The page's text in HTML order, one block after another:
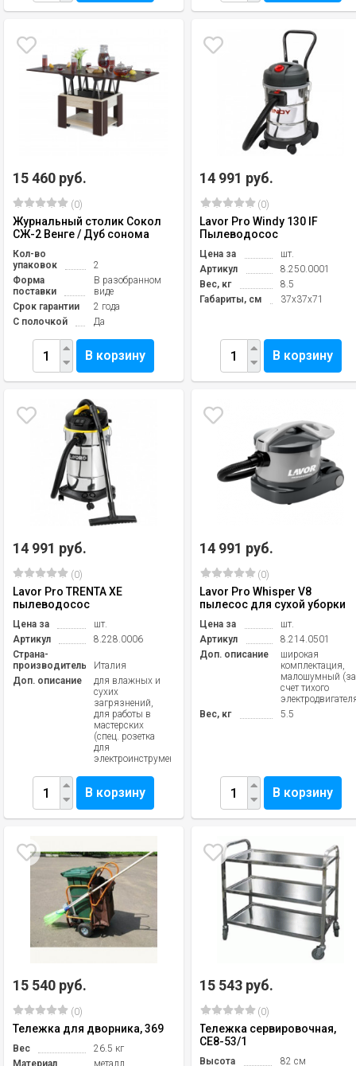
15 460 руб.
(0)
Журнальный столик Сокол
СЖ-2 Венге / Дуб сонома
Кол-во
упаковок
2
Форма
поставки
В разобранном
виде
Срок гарантии
2 года
С полочкой
Да
В корзину
14 991 руб.
(0)
Lavor Pro Windy 130 IF
Пылеводосос
Цена за
шт.
Артикул
8.250.0001
Вес, кг
8.5
Габариты, см
37х37х71
В корзину
14 991 руб.
(0)
Lavor Pro TRENTA XE
пылеводосос
Цена за
шт.
Артикул
8.228.0006
Страна-
производитель
Италия
Доп. описание
для влажных и
сухих
загрязнений,
для работы в
мастерских
(спец. розетка
для
электроинструмента)
В корзину
14 991 руб.
(0)
Lavor Pro Whisper V8
пылесос для сухой уборки
Цена за
шт.
Артикул
8.214.0501
Доп. описание
широкая
комплектация,
малошумный (за
счет тихого
Вес, кг
5.5
В корзину
15 540 руб.
(0)
Тележка для дворника, 369
Вес
26.5 кг
Материал
металл
15 543 руб.
(0)
Тележка сервировочная,
CE8-53/1
Высота 82 см